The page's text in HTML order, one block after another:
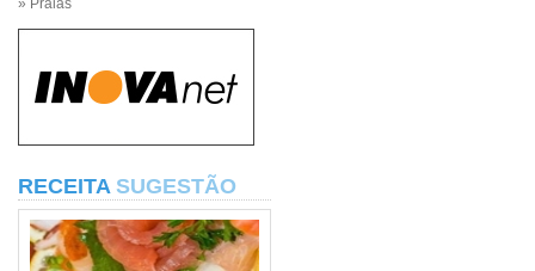
» Praias
RECEITA SUGESTÃO